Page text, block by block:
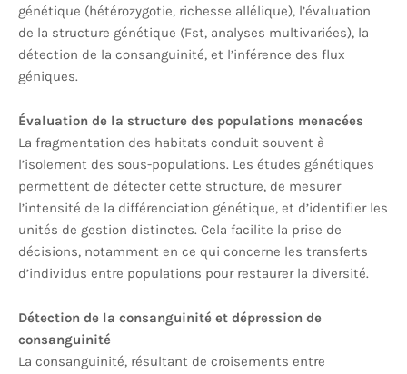
génétique (hétérozygotie, richesse allélique), l’évaluation
de la structure génétique (Fst, analyses multivariées), la
détection de la consanguinité, et l’inférence des flux
géniques.
Évaluation de la structure des populations menacées
La fragmentation des habitats conduit souvent à
l’isolement des sous-populations. Les études génétiques
permettent de détecter cette structure, de mesurer
l’intensité de la différenciation génétique, et d’identifier les
unités de gestion distinctes. Cela facilite la prise de
décisions, notamment en ce qui concerne les transferts
d’individus entre populations pour restaurer la diversité.
Détection de la consanguinité et dépression de
consanguinité
La consanguinité, résultant de croisements entre